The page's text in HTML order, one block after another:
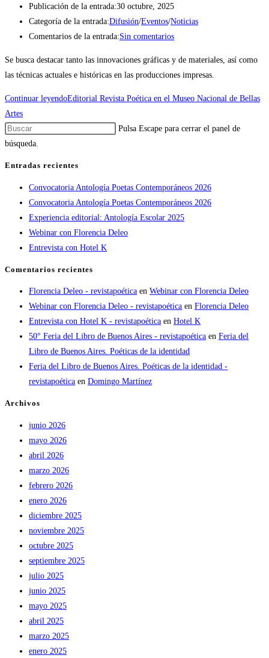
Publicación de la entrada:30 octubre, 2025
Categoría de la entrada:Difusión/Eventos/Noticias
Comentarios de la entrada:Sin comentarios
Se busca destacar tanto las innovaciones gráficas y de materiales, así como
las técnicas actuales e históricas en las producciones impresas.
Continuar leyendoEditorial Revista Poética en el Museo Nacional de Bellas
Artes
Pulsa Escape para cerrar el panel de
búsqueda.
Entradas recientes
Convocatoria Antología Poetas Contemporáneos 2026
Convocatoria Antología Poetas Contemporáneos 2026
Experiencia editorial: Antología Escolar 2025
Webinar con Florencia Deleo
Entrevista con Hotel K
Comentarios recientes
Florencia Deleo - revistapoética en Webinar con Florencia Deleo
Webinar con Florencia Deleo - revistapoética en Florencia Deleo
Entrevista con Hotel K - revistapoética en Hotel K
50° Feria del Libro de Buenos Aires - revistapoética en Feria del
Libro de Buenos Aires. Poéticas de la identidad
Feria del Libro de Buenos Aires. Poéticas de la identidad -
revistapoética en Domingo Martínez
Archivos
junio 2026
mayo 2026
abril 2026
marzo 2026
febrero 2026
enero 2026
diciembre 2025
noviembre 2025
octubre 2025
septiembre 2025
julio 2025
junio 2025
mayo 2025
abril 2025
marzo 2025
enero 2025